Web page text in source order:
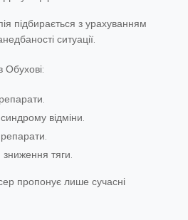
підбирається з урахуванням
ситуації.
Обухові:
відміни.
тяги.
пропонує лише сучасні